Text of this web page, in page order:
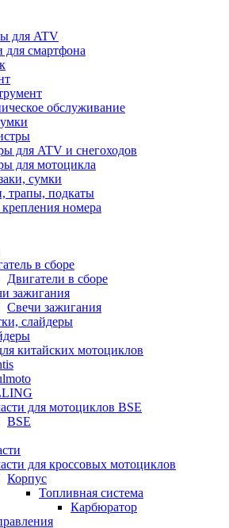
для ATV
для смартфона
обслуживание
для ATV и снегоходов
для мотоцикла
сумки
трапы, подкаты
номера
в сборе
Двигатели в сборе
зажигания
Свечи зажигания
слайдеры
китайских мотоциклов
для мотоциклов BSE
BSE
для кроссовых мотоциклов
Корпус
Топливная система
Карбюратор